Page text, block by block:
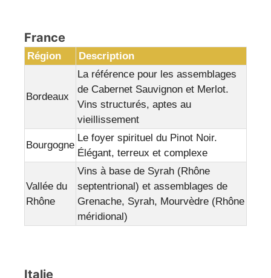
France
Région Description
Bordeaux
La référence pour les assemblages
de Cabernet Sauvignon et Merlot.
Vins structurés, aptes au
vieillissement
Bourgogne
Le foyer spirituel du Pinot Noir.
Élégant, terreux et complexe
Vallée du
Rhône
Vins à base de Syrah (Rhône
septentrional) et assemblages de
Grenache, Syrah, Mourvèdre (Rhône
méridional)
Italie